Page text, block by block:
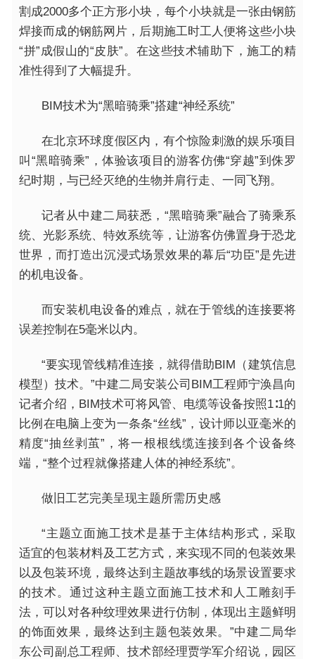
割成2000多个正方形小块，每个小块就是一张由钢筋
焊接而成的钢筋网片，后期施工时工人便将这些小块
“拼”成假山的“皮肤”。在这些技术辅助下，施工的精
准性得到了大幅提升。
BIM技术为“黑暗骑乘”搭建“神经系统”
在北京环球度假区内，有个惊险刺激的娱乐项目
叫“黑暗骑乘”，体验该项目的游客仿佛“穿越”到侏罗
纪时期，与已经灭绝的生物并肩行走、一同飞翔。
记者从中建二局获悉，“黑暗骑乘”融合了骑乘系
统、光影系统、特效系统等，让游客仿佛置身于恐龙
世界，而打造出沉浸式场景效果的幕后“功臣”是先进
的机电设备。
而安装机电设备的难点，就在于管线的连接要将
误差控制在5毫米以内。
“要实现管线精准连接，就得借助BIM（建筑信息
模型）技术。”中建二局安装公司BIM工程师宁涣昌向
记者介绍，BIM技术可将风管、电缆等设备按照1∶1的
比例在电脑上变为一条条“丝线”，设计师以亚毫米的
精度“抽丝剥茧”，将一根根线缆连接到各个设备终
端，“整个过程就像搭建人体的神经系统”。
做旧工艺完美呈现主题所需历史感
“主题立面施工技术是基于主体结构形式，采取
适宜的包装材料及工艺方式，来实现不同的包装效果
以及包装环境，最终达到主题故事线的场景设置要求
的技术。通过这种主题立面施工技术和人工雕刻手
法，可以对各种纹理效果进行仿制，体现出主题鲜明
的饰面效果，最终达到主题包装效果。”中建二局华
东公司副总工程师、技术部经理贾学军介绍说，园区